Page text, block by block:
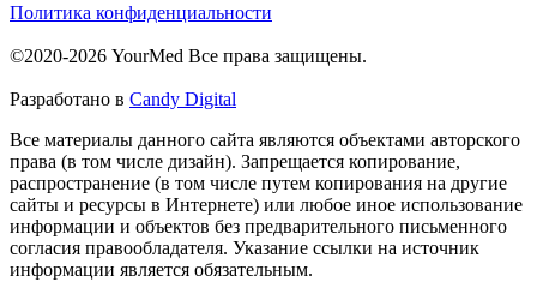
Политика конфиденциальности
©2020-2026 YourMed Все права защищены.
Разработано в Candy Digital
Все материалы данного сайта являются объектами авторского
права (в том числе дизайн). Запрещается копирование,
распространение (в том числе путем копирования на другие
сайты и ресурсы в Интернете) или любое иное использование
информации и объектов без предварительного письменного
согласия правообладателя. Указание ссылки на источник
информации является обязательным.